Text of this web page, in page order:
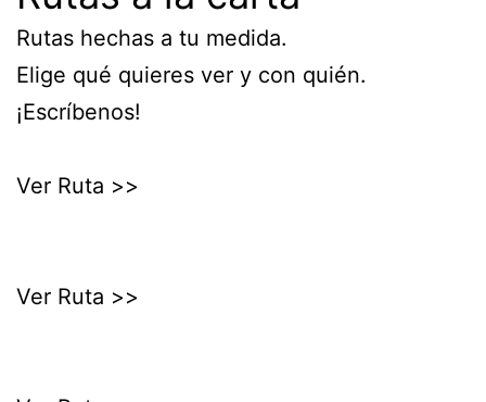
Rutas hechas a tu medida.
Elige qué quieres ver y con quién.
¡Escríbenos!
Ver Ruta >>
Ver Ruta >>